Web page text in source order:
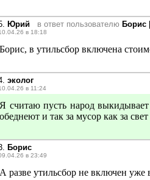
Юрий в ответ пользователю Борис
в 18:18
Борис, в утильсбор включена
эколог
в 11:24
Я считаю пусть народ
обеднеют и так за мусор как за
Борис
в 23:49
А разве утильсбор не включен